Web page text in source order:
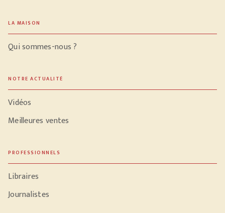
LA MAISON
Qui sommes-nous ?
NOTRE ACTUALITÉ
Vidéos
Meilleures ventes
PROFESSIONNELS
Libraires
Journalistes